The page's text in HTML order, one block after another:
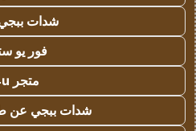
شدات ببجي
فور يو
متجر 4u
شدات ببجي عن